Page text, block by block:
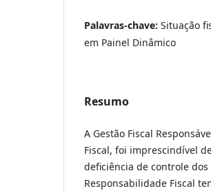
Palavras-chave: Situação
em Painel Dinâmico
Resumo
A Gestão Fiscal
Fiscal, foi imprescindível
deficiência de controle
Responsabilidade Fiscal